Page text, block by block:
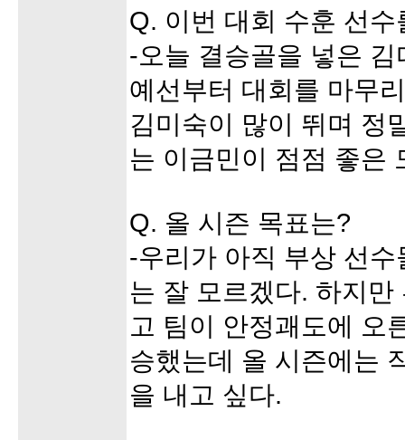
Q. 이번 대회 수훈 선수
-오늘 결승골을 넣은
예선부터 대회를 마무
김미숙이 많이 뛰며 정
는 이금민이 점점 좋은
Q. 올 시즌 목표는?
-우리가 아직 부상 선
는 잘 모르겠다. 하지
고 팀이 안정괘도에 오
승했는데 올 시즌에는
을 내고 싶다.